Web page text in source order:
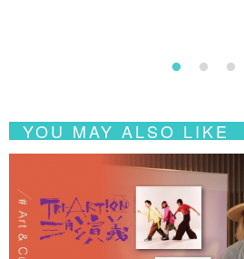
YOU MAY ALSO LIKE